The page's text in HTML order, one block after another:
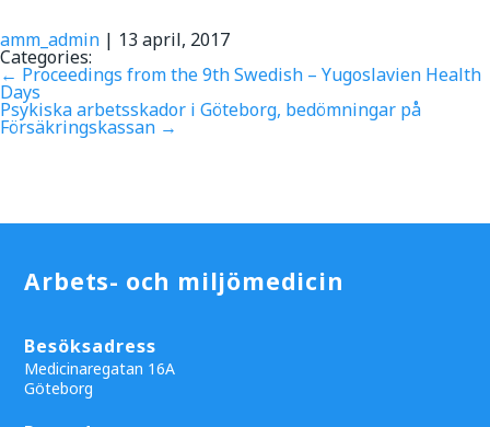
amm_admin | 13 april, 2017
Categories:
← Proceedings from the 9th Swedish – Yugoslavien Health
Days
Psykiska arbetsskador i Göteborg, bedömningar på
Försäkringskassan →
Arbets- och miljömedicin
Besöksadress
Medicinaregatan 16A
Göteborg